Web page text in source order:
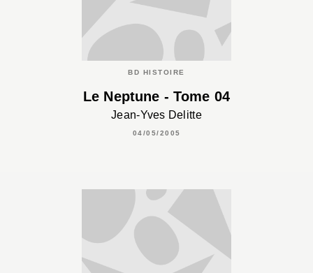
BD HISTOIRE
Le Neptune - Tome 04
Jean-Yves Delitte
04/05/2005